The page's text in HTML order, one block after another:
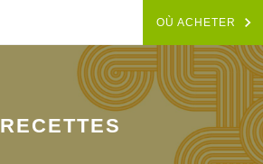
OÙ ACHETER
RECETTES